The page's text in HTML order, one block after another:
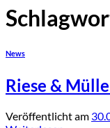
News
Riese &
Veröffentlicht am